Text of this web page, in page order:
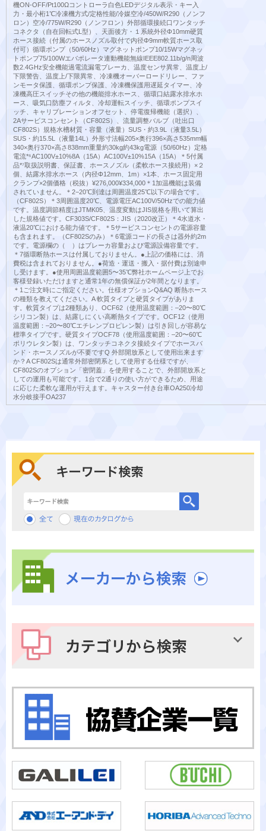
機ON-OFF/Pt100Ωコントローラ白色LEDデジタル表示・キー入
力・最小桁1℃冷凍機方式/定格性能/冷媒空冷/450W/R290（ノンフ
ロン）空冷/775W/R290（ノンフロン）外部循環接続口ワンタッチ
コネクタ（自在回転式L型）、天面後方・１系統外径Φ10mm硬質
ホース接続（付属のホースノズル取付で内径Φ9mm軟質ホース取
付可）循環ポンプ（50/60Hz）マグネットポンプ10/15Wマグネッ
トポンプ75/100Wエバポレータ連動機能無線IEEE802.11b/g/n周波
数2.4GHz安全機能過電流漏電ブレーカ、温度センサ異常、温度上/
下限警告、温度上/下限異常、冷凍機オーバーロードリレー、ファ
ンモータ保護、循環ポンプ保護、冷凍機保護用遅延タイマー、冷
凍機高圧スイッチその他の機能排水ホース、循環口結露水排水ホ
ース、吸気口防塵フィルタ、冷却運転スイッチ、循環ポンプスイ
ッチ、キャリブレーションオフセット、停電復帰機能（選択）、
2Aサービスコンセント（CF802S）、流量調整バルブ（吐出口
CF802S）規格水槽材質・容量（液量）SUS・約3.9L（液量3.5L）
SUS・約15.5L（液量14L）外形寸法幅205×奥行396×高さ535mm幅
340×奥行370×高さ838mm重量約30kg約43kg電源（50/60Hz）定格
電流*⁶AC100V±10%8A（15A）AC100V±10%15A（15A）＊5付属
品*⁷取扱説明書、保証書、ホースノズル（柔軟ホース接続用）×２
個、結露水排水ホース（内径Φ12mm、1m）×1本、ホース固定用
クランプ×2個価格（税抜）¥276,000¥334,000＊1加温機能は装備
されていません。＊2−20℃到達は周囲温度25℃以下の場合です。
（CF802S）＊3周囲温度20℃、電源電圧AC100V/50Hzでの能力値
です。温度調節精度はJTMK05、温度変動はJIS規格を用いて算出
した規格値です。CF303S/CF802S：JIS（2020改正）＊4水道水・
液温20℃における能力値です。＊5サービスコンセントの電源容量
も含まれます。（CF802Sのみ）＊6電源コードの長さは器外約2m
です。電源欄の（ ）はブレーカ容量および電源設備容量です。
＊7循環断熱ホースは付属しておりません。●上記の価格には、消
費税は含まれておりません。●荷造・運送・搬入・据付費は別途申
し受けます。●使用周囲温度範囲5〜35℃弊社ホームページ上でお
客様登録いただけますと通常1年の無償保証が2年間となります。
＊1ご注文時にご指定ください。仕様オプションQ&AQ 断熱ホース
の種類を教えてください。A 軟質タイプと硬質タイプがありま
す。軟質タイプは2種類あり、OCF62（使用温度範囲：‒20〜80℃
シリコン製）は、結露しにくい高断熱タイプです。OCF12（使用
温度範囲：‒20〜80℃エチレンプロピレン製）は引き回しが容易な
標準タイプです。硬質タイプOCF78（使用温度範囲：‒20〜60℃
ポリウレタン製）は、ワンタッチコネクタ接続タイプでホースバ
ンド・ホースノズルが不要ですQ 外部開放系として使用出来ます
か？A CF802Sは通常外部密閉系として使用する仕様ですが、
CF802Sのオプション「密閉蓋」を使用することで、外部開放系と
しての運用も可能です。1台で2通りの使い方ができるため、用途
に応じた柔軟な運用が行えます。キャスター付き台車OA250冷却
水分岐接手OA237
キーワード検索